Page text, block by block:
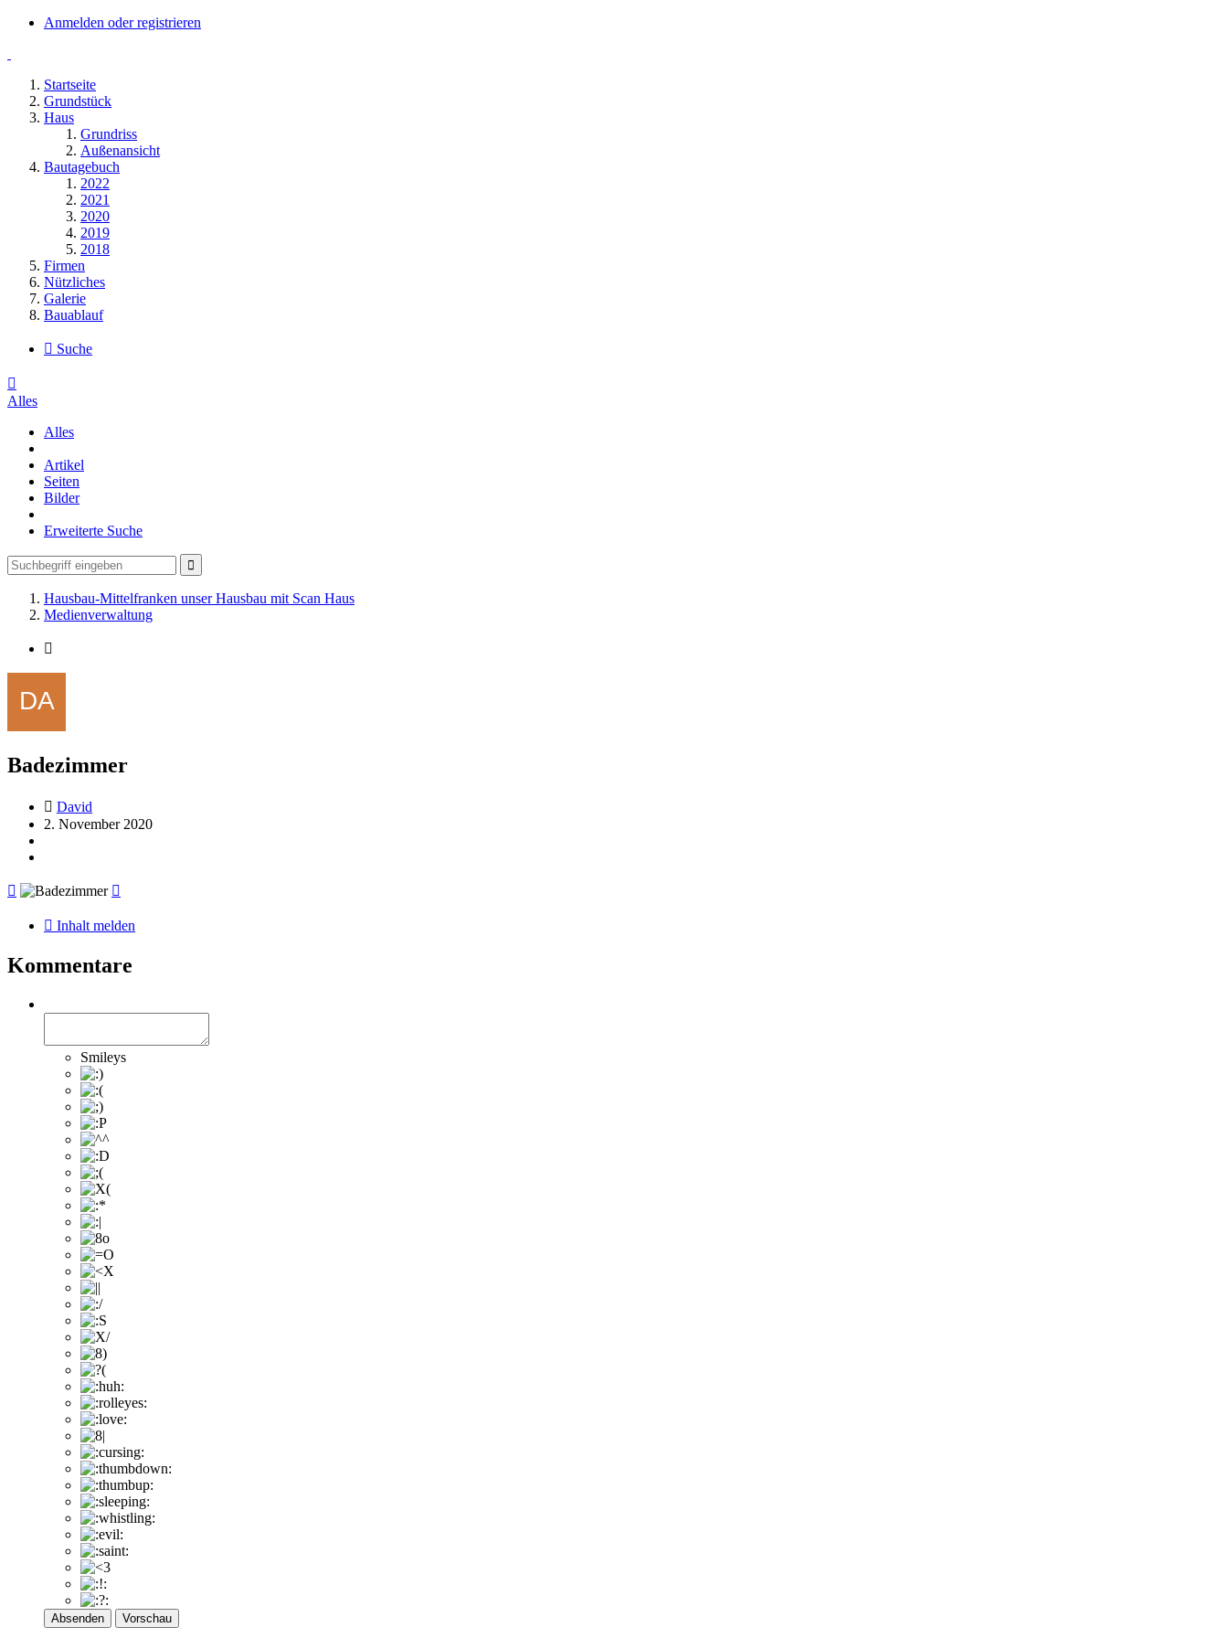
Anmelden oder registrieren
Startseite
Grundstück
Haus
Grundriss
Außenansicht
Bautagebuch
2022
2021
2020
2019
2018
Firmen
Nützliches
Galerie
Bauablauf
Suche
Alles
Alles
Artikel
Seiten
Bilder
Erweiterte Suche
Hausbau-Mittelfranken unser Hausbau mit Scan Haus
Medienverwaltung
Badezimmer
David
2. November 2020
Inhalt melden
Kommentare
Smileys
Absenden Vorschau